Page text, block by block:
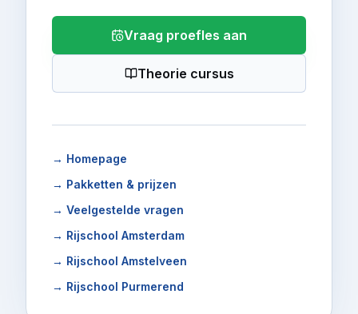
Vraag proefles aan
Theorie cursus
→ Homepage
→ Pakketten & prijzen
→ Veelgestelde vragen
→ Rijschool Amsterdam
→ Rijschool Amstelveen
→ Rijschool Purmerend